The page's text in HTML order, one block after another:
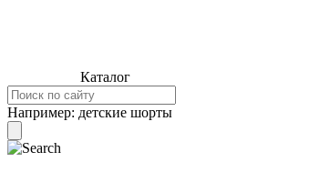
Каталог
Например: детские шорты